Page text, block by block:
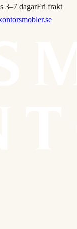
3–7 dagarFri frakt